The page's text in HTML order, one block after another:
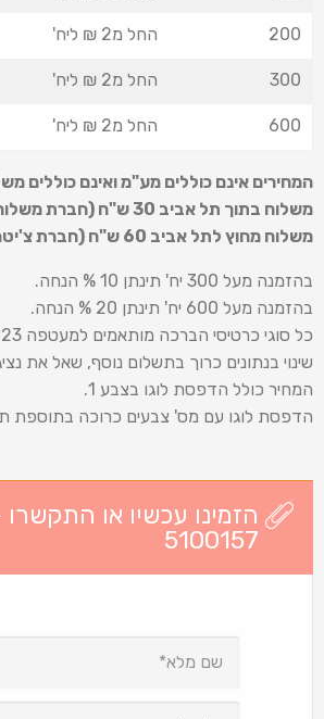
200 החל מ2 ₪ ליח'
300 החל מ2 ₪ ליח'
600 החל מ2 ₪ ליח'
המחירים אינם כוללים מע"מ ואינם כוללים
משלוח בתוך תל אביב 30 ש
"ח (חברת
משלוח מחוץ לתל אביב 60 ש
"ח (חברת
בהזמנה מעל 300 יח' תינתן 10 % הנחה.
בהזמנה מעל 600 יח' תינתן 20 % הנחה.
כל סוגי כרטיסי הברכה מותאמים למעטפה 23*11.
שינוי בנתונים כרוך בתשלום נוסף, שאל את
המחיר כולל הדפסת לוגו בצבע 1.
הדפסת לוגו עם מס' צבעים כרוכה בתוספת
5100157